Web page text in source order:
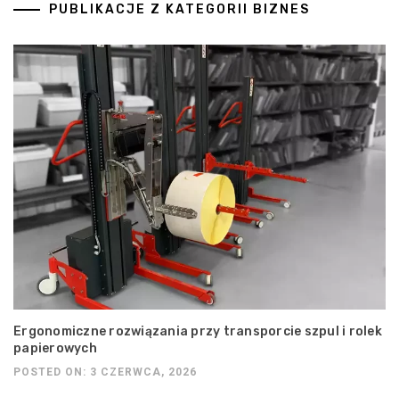
PUBLIKACJE Z KATEGORII BIZNES
Ergonomiczne rozwiązania przy transporcie szpul i rolek
papierowych
POSTED ON: 3 CZERWCA, 2026